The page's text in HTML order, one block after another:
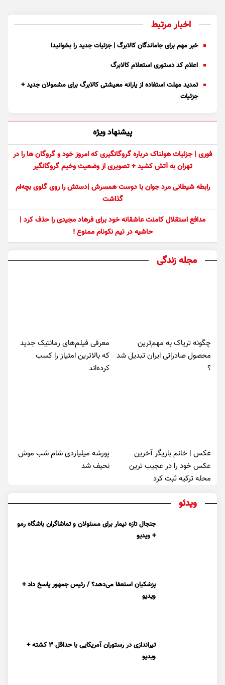
اخبار مرتبط
خبر مهم برای جاماندگان کالابرگ | جزئیات جدید را بخوانید!
اعلام کد دستوری استعلام کالابرگ
تمدید مهلت استفاده از یارانه معیشتی کالابرگ برای مشمولان جدید +
جزئیات
پیشنهاد ویژه
فوری | جزئیات هولناک درباره گروگانگیری که امروز خود و گروگان ها را در
تهران به آتش کشید + تصویری از وضعیت وخیم گروگانگیر
رابطه شیطانی مرد جوان با دوست همسرش |دستش را روی گلوی بچه‌ام
گذاشت
مدافع استقلال کامنت عاشقانه خود برای فرهاد مجیدی را حذف کرد |
حاشیه در تیم نکونام ممنوع !
مجله زندگی
چگونه تریاک به مهم‌ترین
محصول صادراتی ایران تبدیل شد
؟
معرفی فیلم‌های رمانتیک جدید
که بالاترین امتیاز را کسب
کرده‌اند
عکس | خانم بازیگر آخرین
عکس خود را در عجیب ترین
محله ترکیه ثبت کرد
پورشه میلیاردی شام شب موش‌
نحیف شد
ویدئو
جنجال تازه نیمار برای مسئولان و تماشاگران باشگاه رمو
+ ویدیو
پزشکیان استعفا می‌دهد؟ / رئیس جمهور پاسخ داد +
ویدیو
تیراندازی در رستوران آمریکایی با حداقل ۳ کشته +
ویدیو